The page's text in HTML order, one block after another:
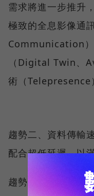
需求將進一步推升
極致的全息影像通
Communication）
（Digital Twin、
術（Telepresence
趨勢二、資料傳輸
配合超低延遲，以
趨勢三、利用7-